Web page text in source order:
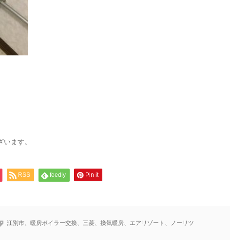
ます。
RSS feedly Pin it
江別市、暖房ボイラー交換、三菱、換気暖房、エアリゾート、ノーリツ